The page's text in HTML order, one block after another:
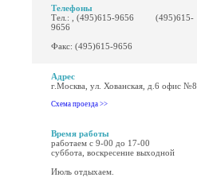
Телефоны
Тел.: , (495)615-9656 (495)615-
9656
Факс: (495)615-9656
Адрес
г.Москва, ул. Хованская, д.6 офис №8
Схема проезда >>
Время работы
работаем с 9-00 до 17-00
суббота, воскресение выходной
Июль отдыхаем.